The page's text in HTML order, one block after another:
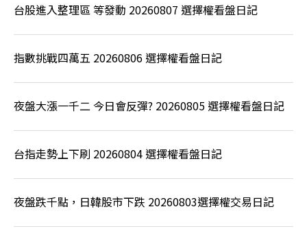
台股進入整理區 等發動 20260807 選擇權看盤日記
指數挑戰四萬五 20260806 選擇權看盤日記
夜盤大漲一千二 今日會反彈? 20260805 選擇權看盤日記
台指走勢上下刷 20260804 選擇權看盤日記
夜盤跌千點，日韓股市下跌 20260803選擇權交易日記